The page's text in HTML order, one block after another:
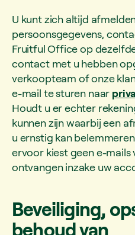
U kunt zich altijd
persoonsgegevens,
Fruitful Office op
contact met u hebben
verkoopteam of onze
e-mail te sturen naar
Houdt u er echter
kunnen zijn waarbij een
u ernstig kan
ervoor kiest geen e-mails
ontvangen inzake uw
Beveiliging,
behoud van